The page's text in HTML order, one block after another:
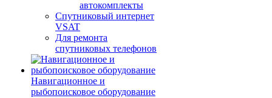
автокомплекты
Спутниковый интернет
VSAT
Для ремонта
спутниковых телефонов
Навигационное и
рыбопоисковое оборудование